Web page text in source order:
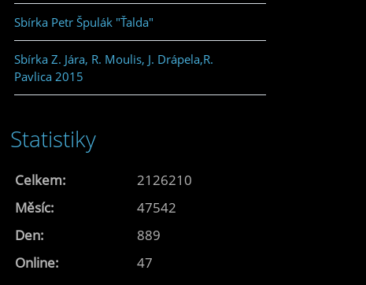
Sbírka Petr Špulák "Ťalda"
Sbírka Z. Jára, R. Moulis, J. Drápela,R.
Pavlica 2015
Statistiky
Online: 47
Celkem:
2126210
Měsíc:
47542
Den:
889